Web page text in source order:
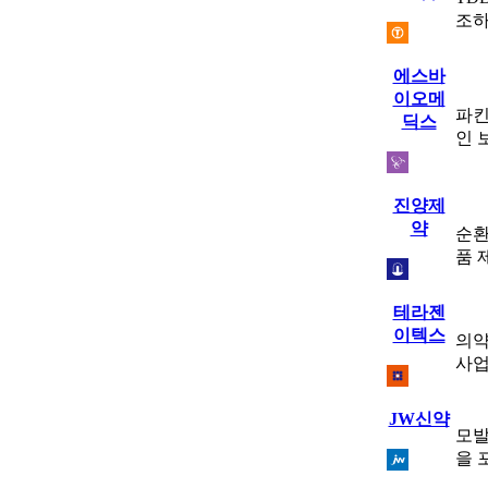
조
에스바
이오메
딕스
파
인
진양제
약
순
품
테라젠
이텍스
의
사
JW신약
모
을